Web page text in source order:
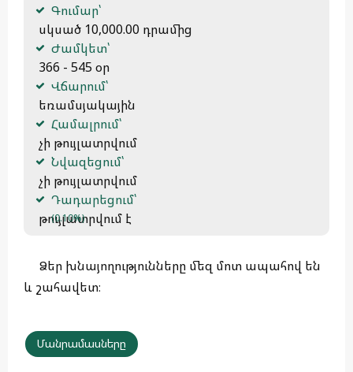
Գումար՝
սկսած 10,000.00 դրամից
Ժամկետ՝
366 - 545 օր
Վճարում՝
եռամսյակային
Համալրում՝
չի թույլատրվում
Նվազեցում՝
չի թույլատրվում
Դադարեցում՝
թույլատրվում է
(0.10%)
Ձեր խնայողությունները մեզ մոտ ապահով են
և շահավետ։
Մանրամասները